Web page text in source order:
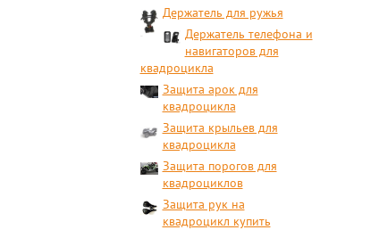
Держатель для ружья
Держатель телефона и
навигаторов для
квадроцикла
Защита арок для
квадроцикла
Защита крыльев для
квадроцикла
Защита порогов для
квадроциклов
Защита рук на
квадроцикл купить